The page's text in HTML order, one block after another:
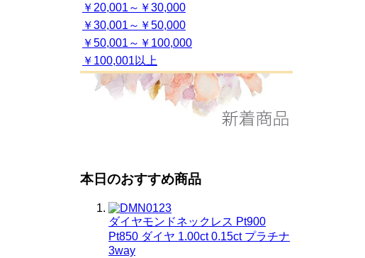
￥20,001～￥30,000
￥30,001～￥50,000
￥50,001～￥100,000
￥100,001以上
本日のおすすめ商品
ダイヤモンドネックレス Pt900
Pt850 ダイヤ 1.00ct 0.15ct プラチナ
3way